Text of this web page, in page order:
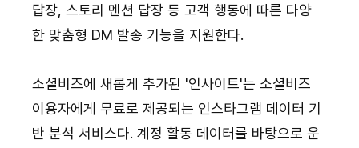
답장, 스토리 멘션 답장 등 고객 행동에 따른 다양
한 맞춤형 DM 발송 기능을 지원한다.
소셜비즈에 새롭게 추가된 '인사이트'는 소셜비즈
이용자에게 무료로 제공되는 인스타그램 데이터 기
반 분석 서비스다. 계정 활동 데이터를 바탕으로 운